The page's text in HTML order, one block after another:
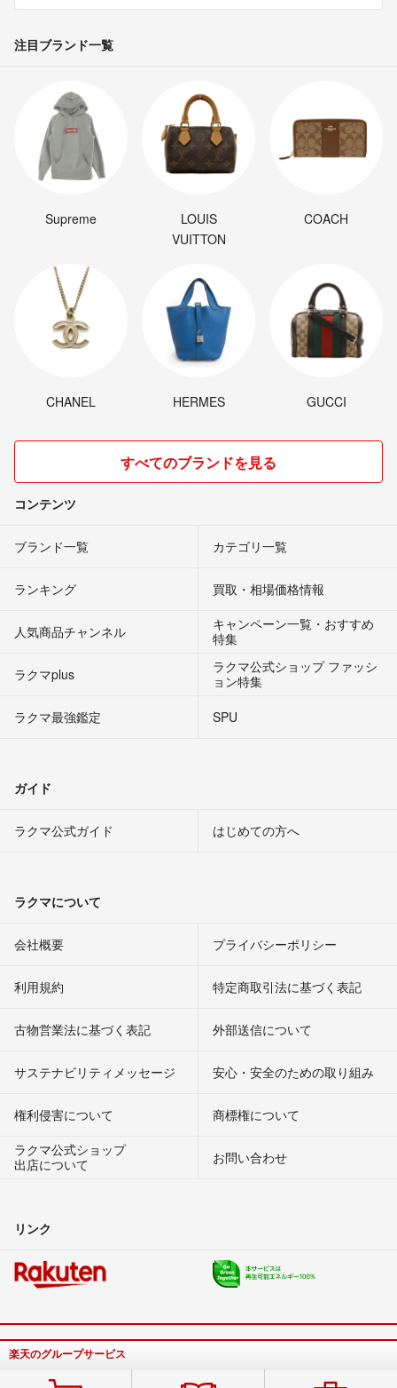
注目ブランド一覧
Supreme
LOUIS
VUITTON
COACH
CHANEL HERMES GUCCI
すべてのブランドを見る
コンテンツ
ブランド一覧 カテゴリ一覧
ランキング 買取・相場価格情報
人気商品チャンネル
キャンペーン一覧・おすすめ
特集
ラクマplus
ラクマ公式ショップ ファッシ
ョン特集
ラクマ最強鑑定
SPU
ガイド
ラクマ公式ガイド はじめての方へ
ラクマについて
会社概要 プライバシーポリシー
利用規約 特定商取引法に基づく表記
古物営業法に基づく表記 外部送信について
サステナビリティメッセージ 安心・安全のための取り組み
権利侵害について
商標権について
ラクマ公式ショップ
出店について
お問い合わせ
リンク
楽天のグループサービス